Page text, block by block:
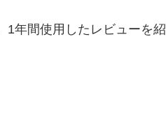
年間使用したレビューを紹